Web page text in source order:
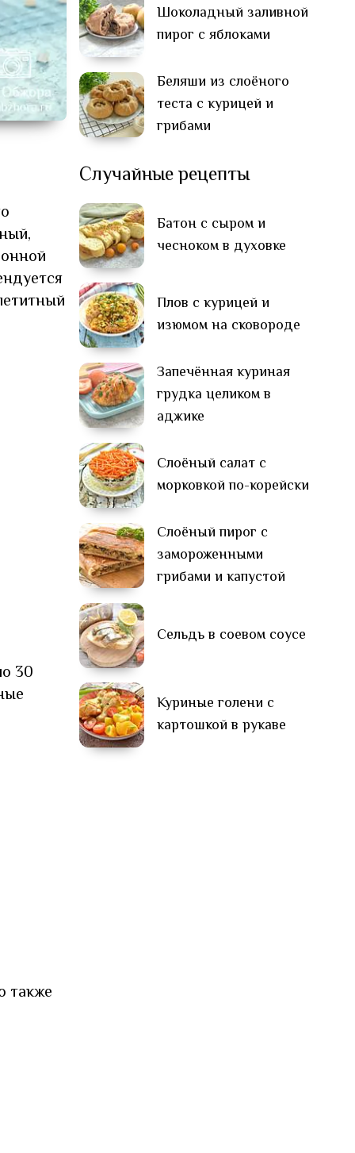
30
также
Шоколадный заливной
пирог с яблоками
Беляши из слоёного
теста с курицей и
грибами
Случайные рецепты
Батон с сыром и
чесноком в духовке
Плов с курицей и
изюмом на сковороде
Запечённая куриная
грудка целиком в
аджике
Слоёный салат с
морковкой по-корейски
Слоёный пирог с
замороженными
грибами и капустой
Сельдь в соевом соусе
Куриные голени с
картошкой в рукаве